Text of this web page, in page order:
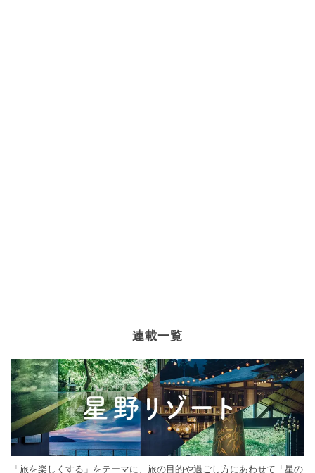
連載一覧
「旅を楽しくする」をテーマに、旅の目的や過ごし方にあわせて「星の